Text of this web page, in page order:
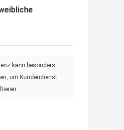
kann besonders
um Kundendienst